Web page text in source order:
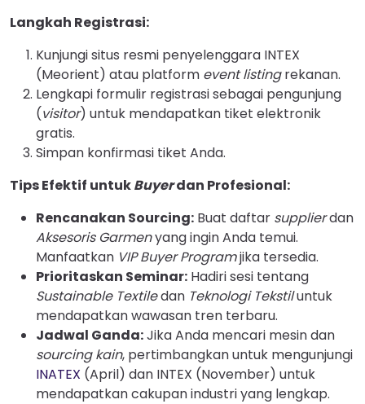
Langkah Registrasi:
Kunjungi situs resmi penyelenggara INTEX
(Meorient) atau platform event listingrekanan.
Lengkapi formulir registrasi sebagai pengunjung
(visitor) untuk mendapatkan tiket elektronik
gratis.
Simpan konfirmasi tiket Anda.
Tips Efektif untukBuyerdan Profesional:
Rencanakan Sourcing: Buat daftar supplierdan
Aksesoris Garmenyang ingin Anda temui.
Manfaatkan VIP Buyer Programjika tersedia.
Prioritaskan Seminar: Hadiri sesi tentang
Sustainable Textiledan Teknologi Tekstiluntuk
mendapatkan wawasan tren terbaru.
Jadwal Ganda:Jika Anda mencari mesin dan
sourcing kain, pertimbangkan untuk mengunjungi
INATEX (April) dan INTEX (November) untuk
mendapatkan cakupan industri yang lengkap.